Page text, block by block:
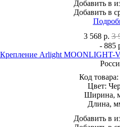
Добавить в
Добавить в
3 568 р. 3
- 885
Крепление Arlight MOONLIGHT-
Код товара:
Цвет:
Ширина,
Длина,
Добавить в